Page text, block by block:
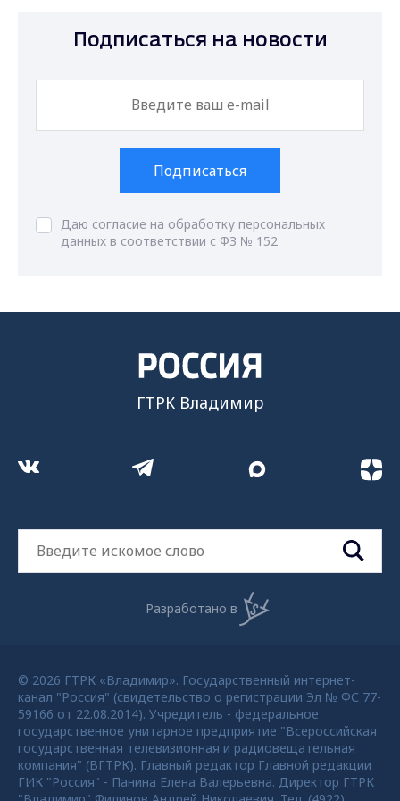
Подписаться на новости
Подписаться
Даю согласие на обработку персональных
данных в соответствии с ФЗ № 152
ГТРК Владимир
Разработано в
© 2026 ГТРК «Владимир». Государственный интернет-
канал "Россия" (свидетельство о регистрации Эл № ФС 77-
59166 от 22.08.2014). Учредитель - федеральное
государственное унитарное предприятие "Всероссийская
государственная телевизионная и радиовещательная
компания" (ВГТРК). Главный редактор Главной редакции
ГИК "Россия" - Панина Елена Валерьевна. Директор ГТРК